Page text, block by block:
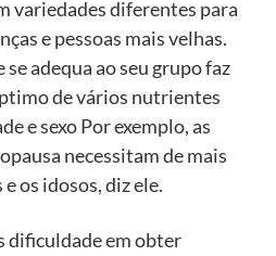
variedades diferentes para
e pessoas mais velhas.
adequa ao seu grupo faz
de vários nutrientes
e sexo Por exemplo, as
necessitam de mais
os idosos, diz ele.
dificuldade em obter